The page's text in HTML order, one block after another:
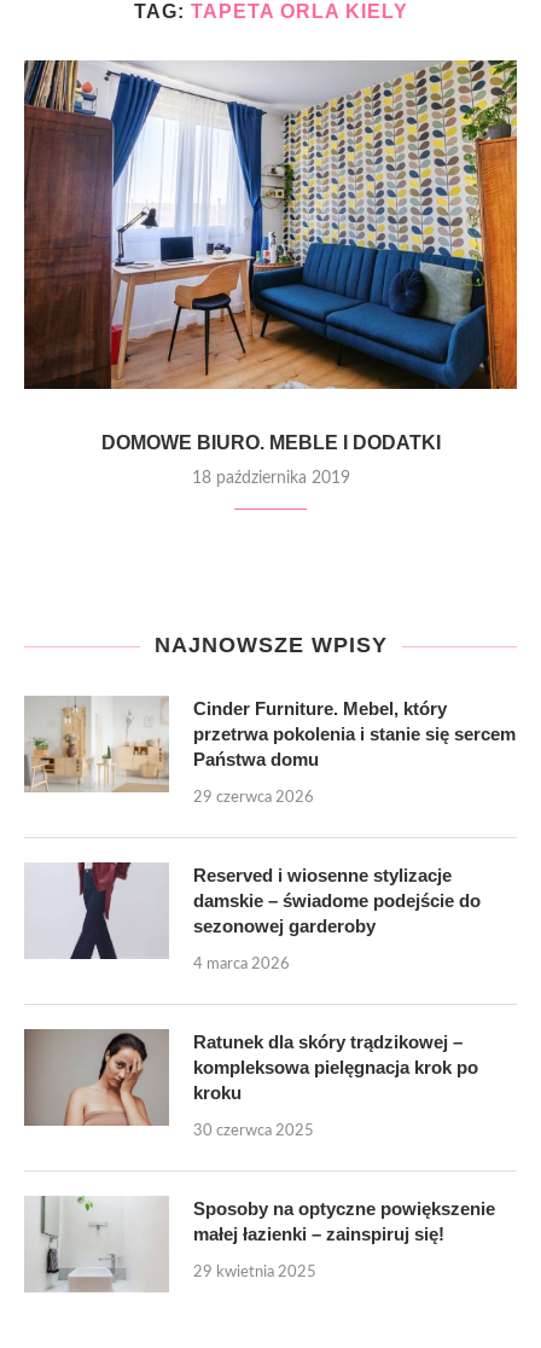
TAG: TAPETA ORLA KIELY
DOMOWE BIURO. MEBLE I DODATKI
18 października 2019
NAJNOWSZE WPISY
Cinder Furniture. Mebel, który
przetrwa pokolenia i stanie się sercem
Państwa domu
29 czerwca 2026
Reserved i wiosenne stylizacje
damskie – świadome podejście do
sezonowej garderoby
4 marca 2026
Ratunek dla skóry trądzikowej –
kompleksowa pielęgnacja krok po
kroku
30 czerwca 2025
Sposoby na optyczne powiększenie
małej łazienki – zainspiruj się!
29 kwietnia 2025